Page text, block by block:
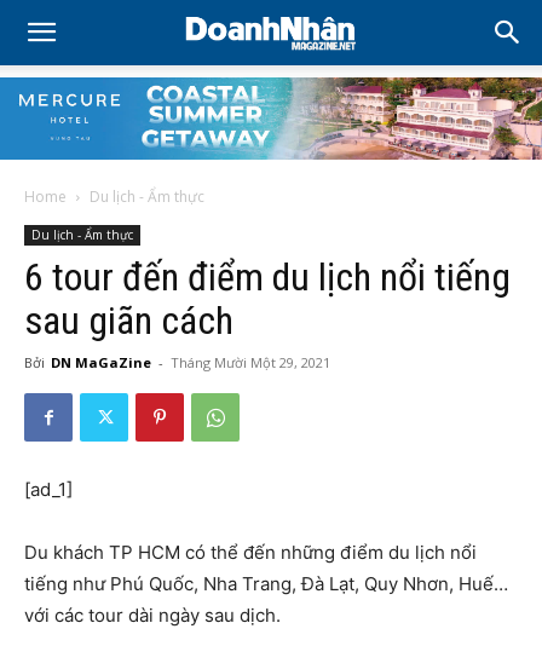
Home Du lịch - Ẩm thực
Du lịch - Ẩm thực
6 tour đến điểm du lịch nổi tiếng
sau giãn cách
Bởi DN MaGaZine - Tháng Mười Một 29, 2021
[ad_1]
Du khách TP HCM có thể đến những điểm du lịch nổi
tiếng như Phú Quốc, Nha Trang, Đà Lạt, Quy Nhơn, Huế…
với các tour dài ngày sau dịch.